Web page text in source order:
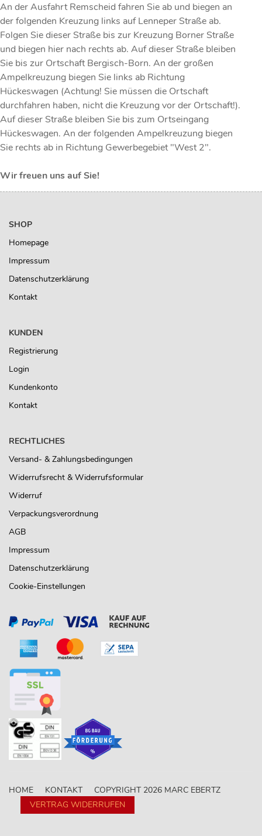
An der Ausfahrt Remscheid fahren Sie ab und biegen an
der folgenden Kreuzung links auf Lenneper Straße ab.
Folgen Sie dieser Straße bis zur Kreuzung Borner Straße
und biegen hier nach rechts ab. Auf dieser Straße bleiben
Sie bis zur Ortschaft Bergisch-Born. An der großen
Ampelkreuzung biegen Sie links ab Richtung
Hückeswagen (Achtung! Sie müssen die Ortschaft
durchfahren haben, nicht die Kreuzung vor der Ortschaft!).
Auf dieser Straße bleiben Sie bis zum Ortseingang
Hückeswagen. An der folgenden Ampelkreuzung biegen
Sie rechts ab in Richtung Gewerbegebiet "West 2".
Wir freuen uns auf Sie!
SHOP
Homepage
Impressum
Datenschutzerklärung
Kontakt
KUNDEN
Registrierung
Login
Kundenkonto
Kontakt
RECHTLICHES
Versand- & Zahlungsbedingungen
Widerrufsrecht & Widerrufsformular
Widerruf
Verpackungsverordnung
AGB
Impressum
Datenschutzerklärung
Cookie-Einstellungen
HOME KONTAKT
COPYRIGHT 2026 MARC EBERTZ
VERTRAG WIDERRUFEN